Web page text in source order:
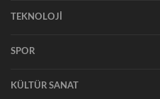
TEKNOLOJİ
SPOR
KÜLTÜR SANAT